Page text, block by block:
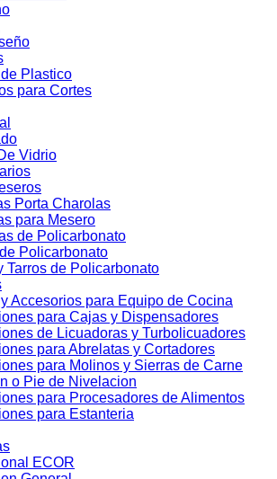
Plastico
para Cortes
Vidrio
Porta Charolas
para Mesero
de Policarbonato
Policarbonato
Tarros de Policarbonato
Accesorios para Equipo de Cocina
para Cajas y Dispensadores
de Licuadoras y Turbolicuadores
para Abrelatas y Cortadores
para Molinos y Sierras de Carne
o Pie de Nivelacion
para Procesadores de Alimentos
para Estanteria
ECOR